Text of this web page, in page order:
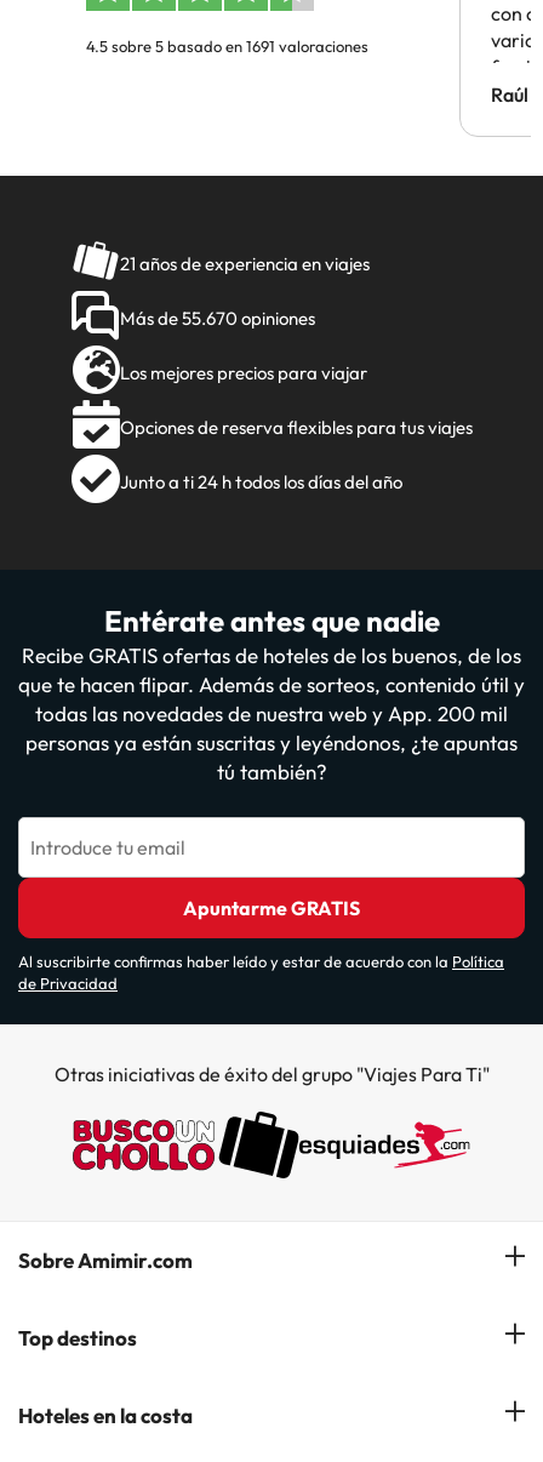
4.5 sobre 5 basado en 1691 valoraciones
con
Hotel
Raúl
21 años de experiencia en viajes
Más de 55.670 opiniones
Los mejores precios para viajar
Opciones de reserva flexibles para tus viajes
Junto a ti 24 h todos los días del año
Entérate antes que nadie
Recibe GRATIS ofertas de hoteles de los buenos, de los
que te hacen flipar. Además de sorteos, contenido útil y
todas las novedades de nuestra web y App. 200 mil
personas ya están suscritas y leyéndonos, ¿te apuntas
tú también?
Introduce tu email
Apuntarme GRATIS
Al suscribirte confirmas haber leído y estar de acuerdo con la Política
de Privacidad
Otras iniciativas de éxito del grupo "Viajes Para Ti"
Sobre Amimir.com
¿Quiénes somos?
Gestionar mi reserva
Top destinos
Hoteles en Salou
Hoteles en la costa